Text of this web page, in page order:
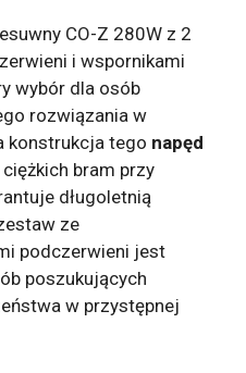
CO-Z 280W z 2
i wspornikami
wybór dla osób
rozwiązania w
konstrukcja tego napęd
bram przy
długoletnią
ze
podczerwieni jest
poszukujących
w przystępnej